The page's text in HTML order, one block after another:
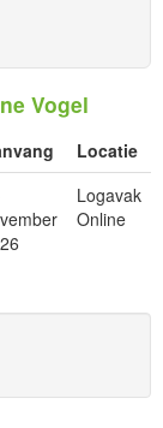
Vogel
Locatie
Logavak
Online